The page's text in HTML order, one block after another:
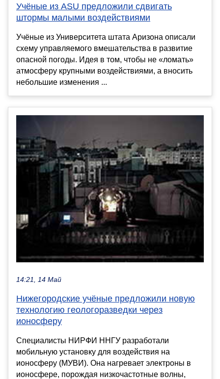
Учёные из ASU предложили сдвигать
штормы малыми воздействиями
Учёные из Университета штата Аризона описали
схему управляемого вмешательства в развитие
опасной погоды. Идея в том, чтобы не «ломать»
атмосферу крупными воздействиями, а вносить
небольшие изменения ...
14:21, 14 Май
Нижегородские учёные предложили новую
технологию геологоразведки через
ионосферу
Специалисты НИРФИ ННГУ разработали
мобильную установку для воздействия на
ионосферу (МУВИ). Она нагревает электроны в
ионосфере, порождая низкочастотные волны,